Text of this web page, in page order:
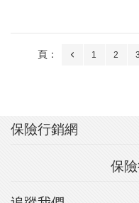
頁： 1 2 3
保險行銷網
保